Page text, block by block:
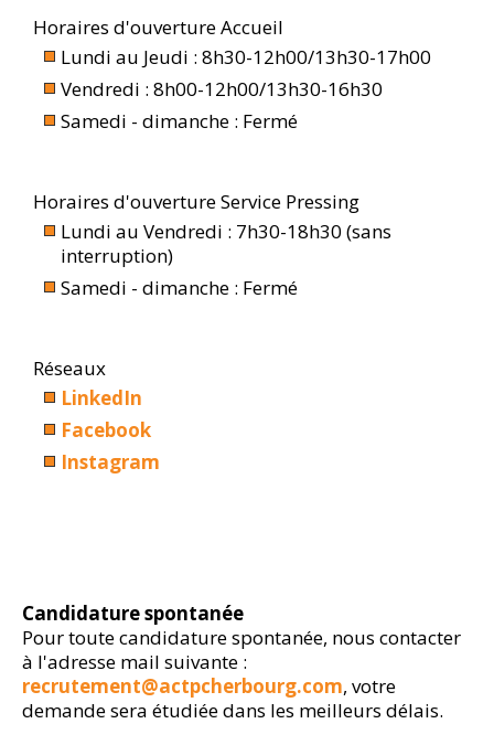
Horaires d'ouverture Accueil
Lundi au Jeudi : 8h30-12h00/13h30-17h00
Vendredi : 8h00-12h00/13h30-16h30
Samedi - dimanche : Fermé
Horaires d'ouverture Service Pressing
Lundi au Vendredi : 7h30-18h30 (sans
interruption)
Samedi - dimanche : Fermé
Réseaux
LinkedIn
Facebook
Instagram
Candidature spontanée
Pour toute candidature spontanée, nous contacter
à l'adresse mail suivante :
recrutement@actpcherbourg.com, votre
demande sera étudiée dans les meilleurs délais.